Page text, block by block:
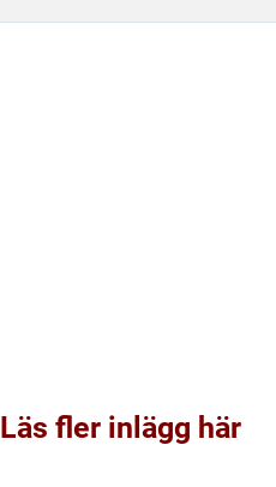
Läs fler inlägg här